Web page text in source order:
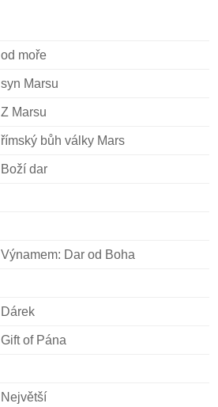
od moře
syn Marsu
Z Marsu
římský bůh války Mars
Boží dar
Výnamem: Dar od Boha
Dárek
Gift of Pána
Největší